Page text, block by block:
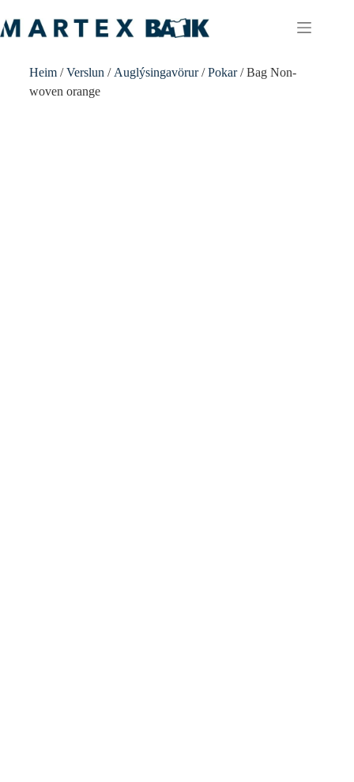
Heim/Verslun / Auglýsingavörur/Pokar/ Bag Non-
woven orange